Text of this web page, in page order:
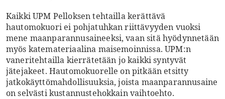
Kaikki UPM Pelloksen tehtailla kerättävä
hautomokuori ei pohjatuhkan riittävyyden vuoksi
mene maanparannusaineeksi, vaan sitä hyödynnetään
myös katemateriaalina maisemoinnissa. UPM:n
vaneritehtailla kierrätetään jo kaikki syntyvät
jätejakeet. Hautomokuorelle on pitkään etsitty
jatkokäyttömahdollisuuksia, joista maanparannusaine
on selvästi kustannustehokkain vaihtoehto.